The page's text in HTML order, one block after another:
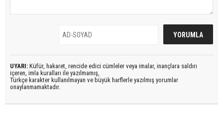
UYARI: Küfür, hakaret, rencide edici cümleler veya imalar, inançlara saldırı
içeren, imla kuralları ile yazılmamış,
Türkçe karakter kullanılmayan ve büyük harflerle yazılmış yorumlar
onaylanmamaktadır.